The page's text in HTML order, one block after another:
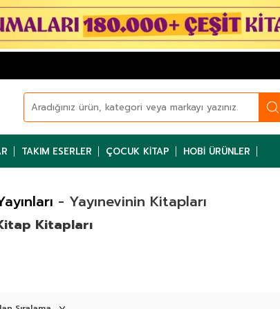
TAKIM ESERLER ÇOCUK KITAP HOBI ÜRÜNLER
- Yayınevinin Kitapları
Kitapları